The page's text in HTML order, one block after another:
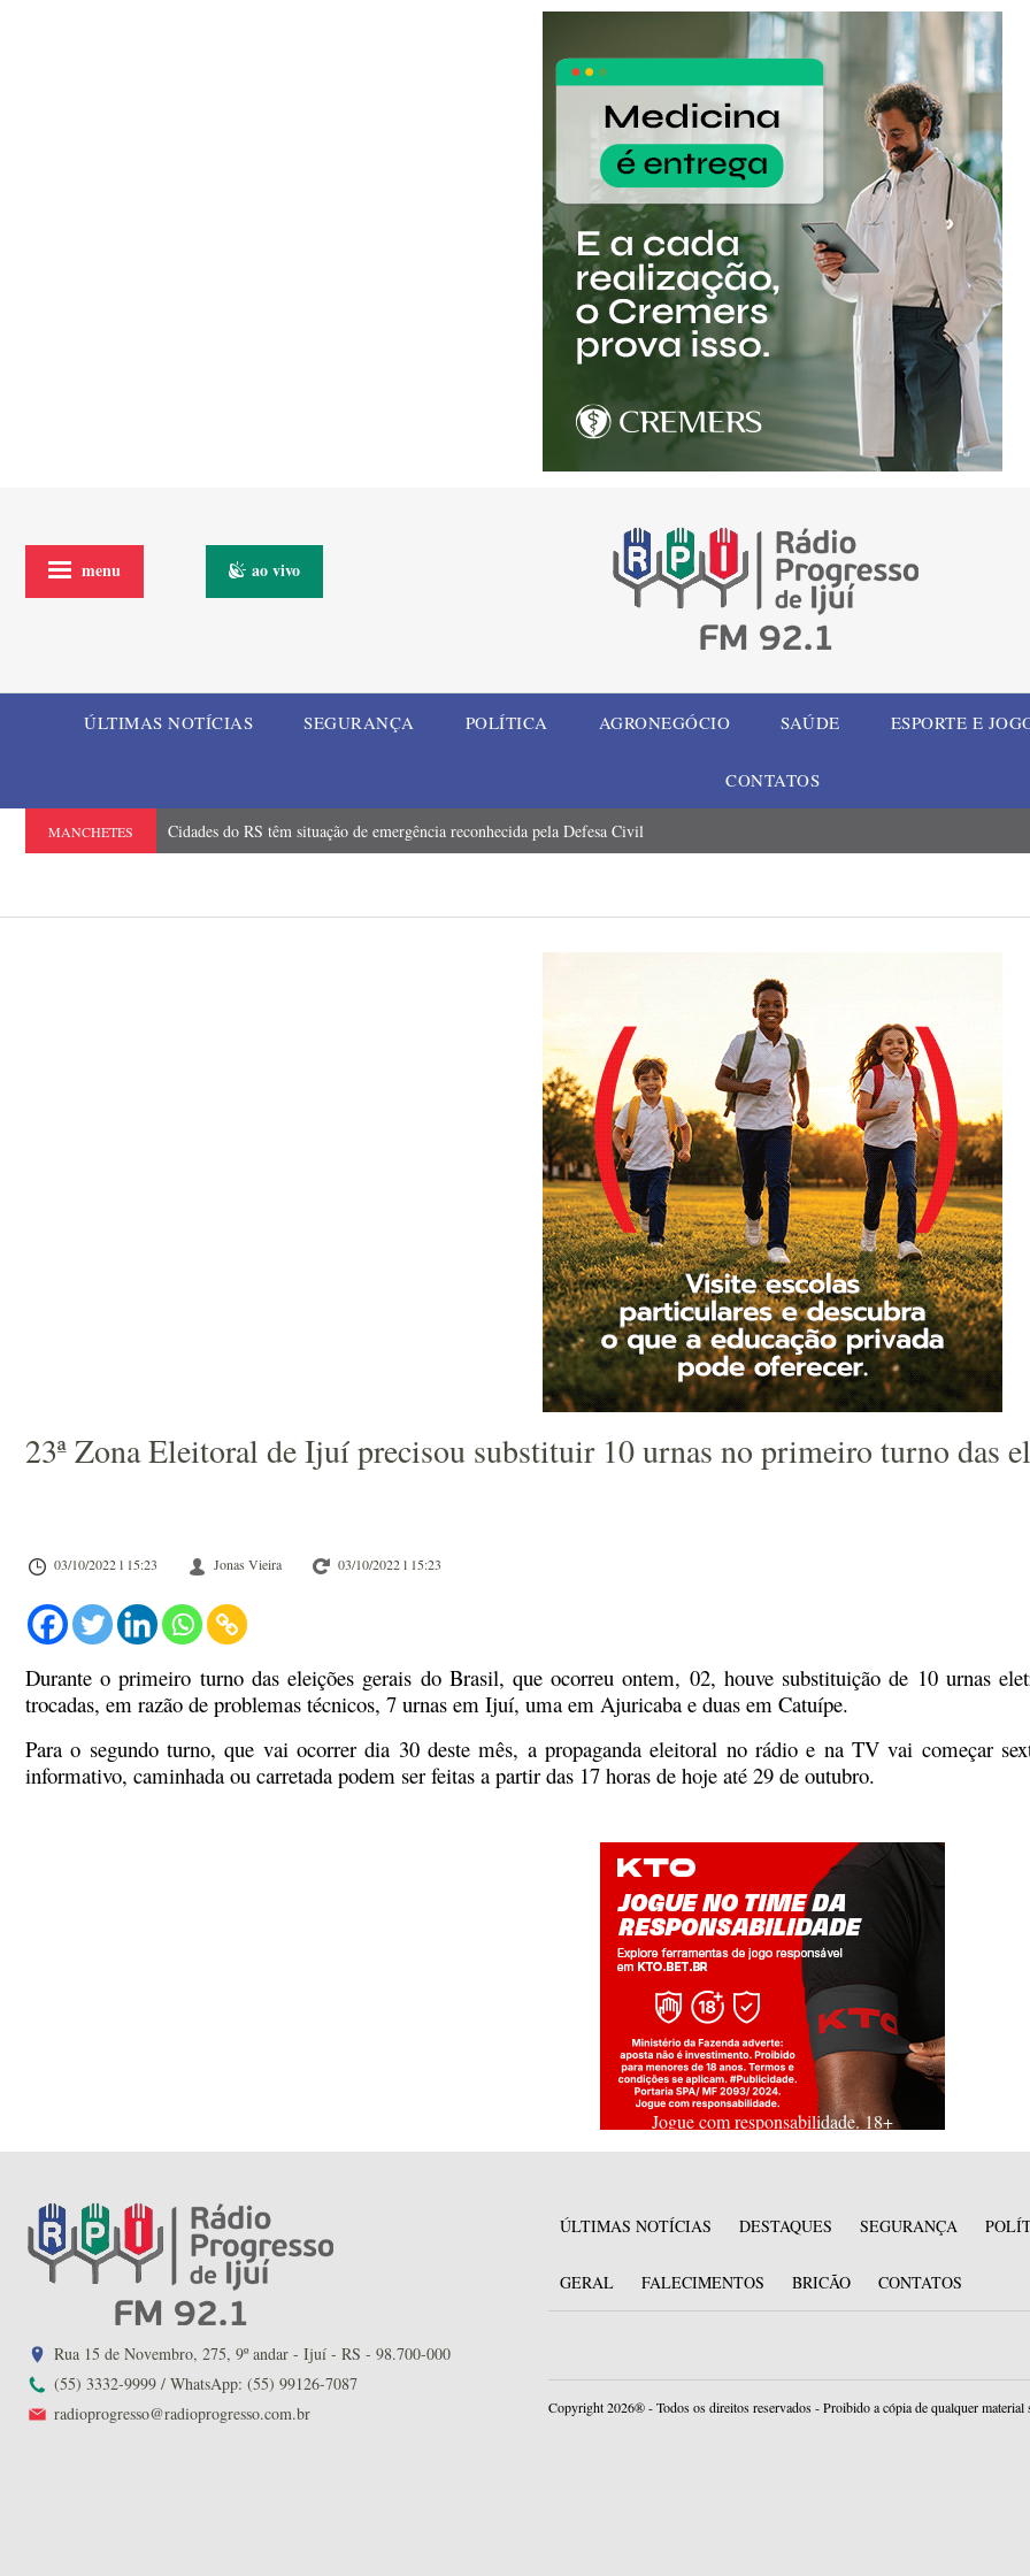
menu ao vivo
ÚLTIMAS NOTÍCIAS SEGURANÇA POLÍTICA AGRONEGÓCIO SAÚDE ESPORTE E
CONTATOS
MANCHETES Cidades do RS têm situação de emergência reconhecida pela Defesa Civil
23ª Zona Eleitoral de Ijuí precisou substituir 10 urnas no primeiro turno das
03/10/2022 l 15:23 Jonas Vieira 03/10/2022 l 15:23
Durante o primeiro turno das eleições gerais do Brasil, que ocorreu ontem, 02, houve substituição de 10 urnas
trocadas, em razão de problemas técnicos, 7 urnas em Ijuí, uma em Ajuricaba e duas em Catuípe.
Para o segundo turno, que vai ocorrer dia 30 deste mês, a propaganda eleitoral no rádio e na TV vai começar
informativo, caminhada ou carretada podem ser feitas a partir das 17 horas de hoje até 29 de outubro.
Jogue com responsabilidade. 18+
Rua 15 de Novembro, 275, 9º andar - Ijuí - RS - 98.700-000
(55) 3332-9999 / WhatsApp: (55) 99126-7087
radioprogresso@radioprogresso.com.br
ÚLTIMAS NOTÍCIAS DESTAQUES SEGURANÇA
GERAL FALECIMENTOS BRICÃO CONTATOS
Copyright 2026® - Todos os direitos reservados - Proibido a cópia de qualquer material